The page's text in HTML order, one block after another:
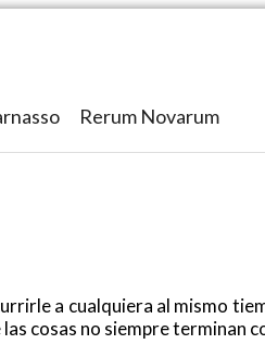
Rerum Novarum
a cualquiera al mismo
cosas no siempre terminan